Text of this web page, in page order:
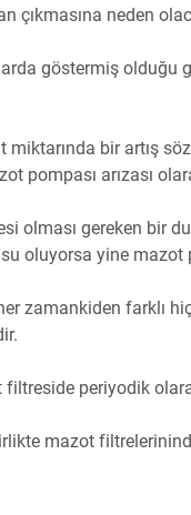
çıkmasına neden
göstermiş
miktarında bir artış
pompası arızası
olması gereken
oluyorsa yine mazot
zamankiden farklı
periyodik
mazot